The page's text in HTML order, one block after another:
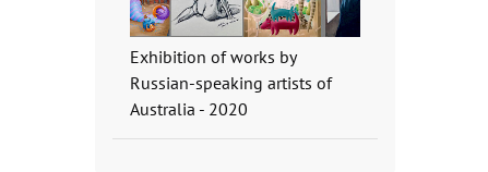
Exhibition of works by
Russian-speaking artists of
Australia - 2020